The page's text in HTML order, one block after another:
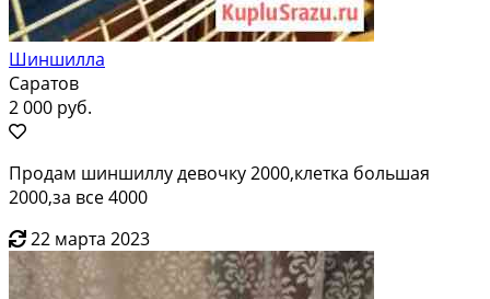
Шиншилла
Саратов
2 000 руб.
Продам шиншиллу девочку 2000,клетка большая
2000,за все 4000
22 марта 2023